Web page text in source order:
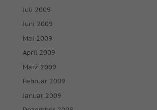
Juli 2009
Juni 2009
Mai 2009
April 2009
März 2009
Februar 2009
Januar 2009